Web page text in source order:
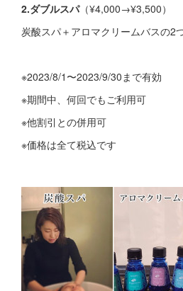
2.ダブルスパ（¥4,000→¥3,500）
炭酸スパ＋アロマクリームバスの2
※2023/8/1〜2023/9/30まで有効
※期間中、何回でもご利用可
※他割引との併用可
※価格は全て税込です